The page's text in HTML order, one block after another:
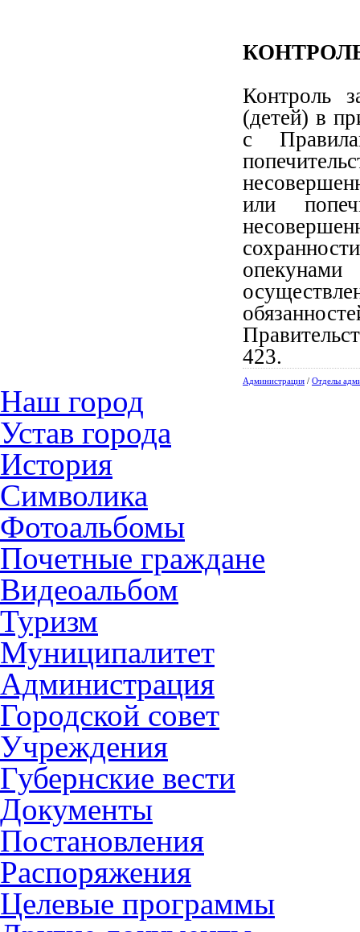
Контроль
(детей) в
с
или
423.
Администрация / Отделы
Наш город
Устав города
История
Символика
Фотоальбомы
Почетные граждане
Видеоальбом
Туризм
Муниципалитет
Администрация
Городской совет
Учреждения
Губернские вести
Документы
Постановления
Распоряжения
Целевые программы